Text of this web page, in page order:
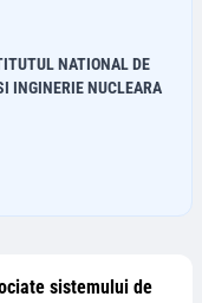
NATIONAL DE
INGINERIE NUCLEARA
sistemului de